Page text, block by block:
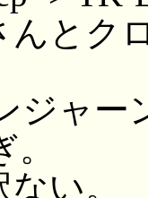
んとク
ジャー
い。